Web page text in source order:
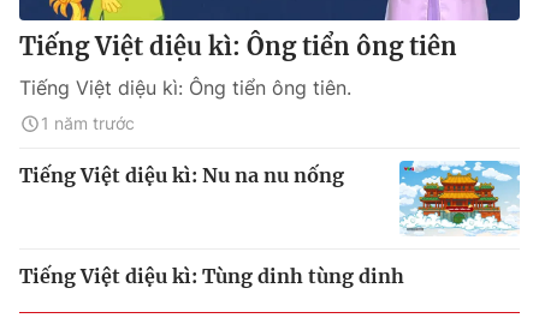
Tiếng Việt diệu kì: Ông tiển ông tiên
Tiếng Việt diệu kì: Ông tiển ông tiên.
1 năm trước
Tiếng Việt diệu kì: Nu na nu nống
Tiếng Việt diệu kì: Tùng dinh tùng dinh